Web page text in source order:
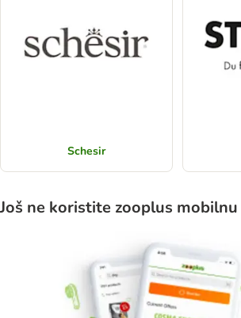
Schesir
Još ne koristite zooplus